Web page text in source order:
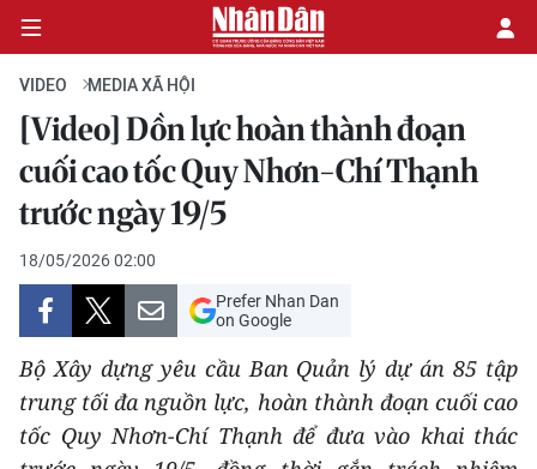
CHÍNH TRỊ
KINH TẾ
VĂN HÓA
XÃ HỘI
PHÁP LUẬT
DU LỊCH
VIDEO MEDIA XÃ HỘI
[Video] Dồn lực hoàn thành đoạn
cuối cao tốc Quy Nhơn-Chí Thạnh
trước ngày 19/5
18/05/2026 02:00
Prefer Nhan Dan
on Google
Bộ Xây dựng yêu cầu Ban Quản lý dự án 85 tập
trung tối đa nguồn lực, hoàn thành đoạn cuối cao
tốc Quy Nhơn-Chí Thạnh để đưa vào khai thác